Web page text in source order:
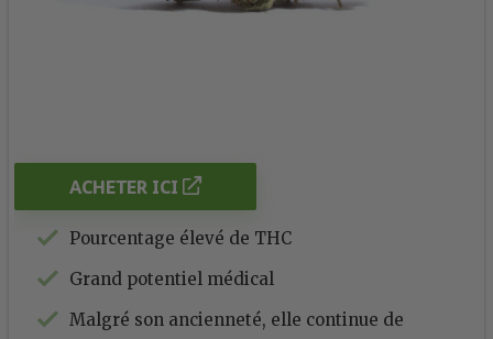
ACHETER ICI
Pourcentage élevé de THC
Grand potentiel médical
Malgré son ancienneté, elle continue de